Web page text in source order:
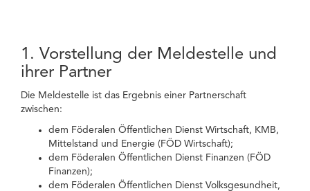
1. Vorstellung der Meldestelle und
ihrer Partner
Die Meldestelle ist das Ergebnis einer Partnerschaft
zwischen:
dem Föderalen Öffentlichen Dienst Wirtschaft, KMB,
Mittelstand und Energie (FÖD Wirtschaft);
dem Föderalen Öffentlichen Dienst Finanzen (FÖD
Finanzen);
dem Föderalen Öffentlichen Dienst Volksgesundheit,